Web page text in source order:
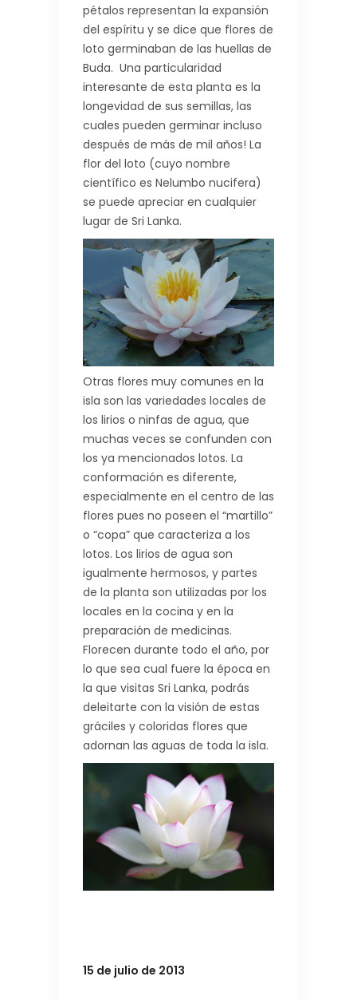
pétalos representan la expansión
del espíritu y se dice que flores de
loto germinaban de las huellas de
Buda. Una particularidad
interesante de esta planta es la
longevidad de sus semillas, las
cuales pueden germinar incluso
después de más de mil años! La
flor del loto (cuyo nombre
científico es Nelumbo nucifera)
se puede apreciar en cualquier
lugar de Sri Lanka.
Otras flores muy comunes en la
isla son las variedades locales de
los lirios o ninfas de agua, que
muchas veces se confunden con
los ya mencionados lotos. La
conformación es diferente,
especialmente en el centro de las
flores pues no poseen el “martillo”
o “copa” que caracteriza a los
lotos. Los lirios de agua son
igualmente hermosos, y partes
de la planta son utilizadas por los
locales en la cocina y en la
preparación de medicinas.
Florecen durante todo el año, por
lo que sea cual fuere la época en
la que visitas Sri Lanka, podrás
deleitarte con la visión de estas
gráciles y coloridas flores que
adornan las aguas de toda la isla.
15 de julio de 2013